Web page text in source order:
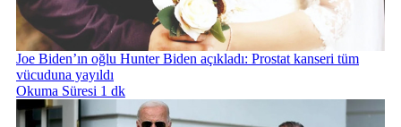
Joe Biden’ın oğlu Hunter Biden açıkladı: Prostat kanseri tüm
vücuduna yayıldı
Okuma Süresi 1 dk